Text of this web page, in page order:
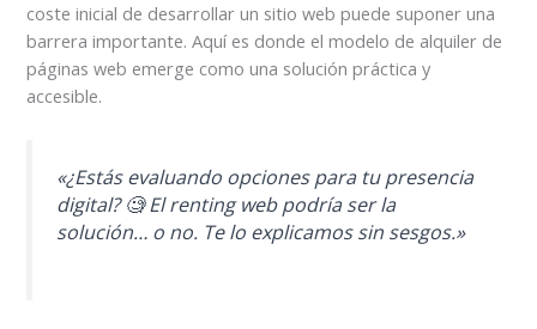
coste inicial de desarrollar un sitio web puede suponer una
barrera importante. Aquí es donde el modelo de alquiler de
páginas web emerge como una solución práctica y
accesible.
«¿Estás evaluando opciones para tu presencia
digital? 🧐 El renting web podría ser la
solución… o no. Te lo explicamos sin sesgos.»